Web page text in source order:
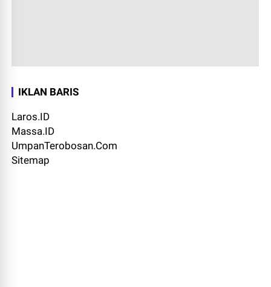
IKLAN BARIS
Laros.ID
Massa.ID
UmpanTerobosan.Com
Sitemap